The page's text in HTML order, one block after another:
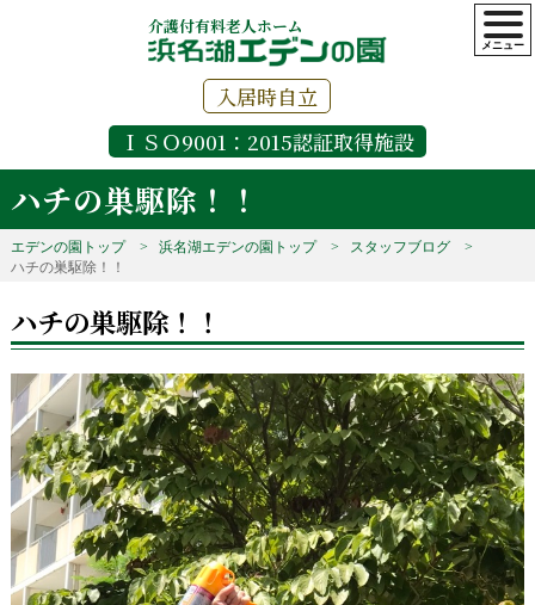
介護付有料老人ホーム
入居時自立
ＩＳＯ9001：2015認証取得施設
ハチの巣駆除！！
エデンの園トップ 浜名湖エデンの園トップ
スタッフブログ
ハチの巣駆除！！
ハチの巣駆除！！